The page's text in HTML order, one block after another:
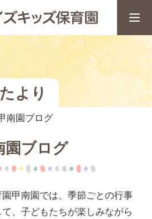
より
南園ブログ
園ブログ
甲南園では、季節ごとの行事
、子どもたちが楽しみながら